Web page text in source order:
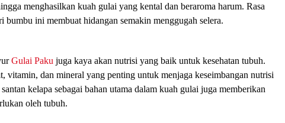
menghasilkan kuah gulai yang kental dan beraroma harum. Rasa
bumbu ini membuat hidangan semakin menggugah selera.
Gulai Paku juga kaya akan nutrisi yang baik untuk kesehatan tubuh.
vitamin, dan mineral yang penting untuk menjaga keseimbangan nutrisi
kelapa sebagai bahan utama dalam kuah gulai juga memberikan
oleh tubuh.